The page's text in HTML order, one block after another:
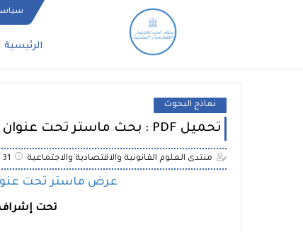
الرئيسية
نماذج البحوث
تحميل PDF : بحث ماستر تحت عنوان سبل إدماج الأراضي السلالية في التنمية
منتدى العلوم القانونية والاقتصادية والاجتماعية 31 أغسطس 2020
عرض ماستر تحت
تحت إشراف